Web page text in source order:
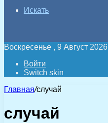
Искать
Воскресенье , 9 Август 2026
Войти
Switch skin
Главная/случай
случай